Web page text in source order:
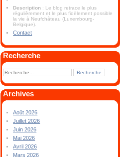
Description : Le blog retrace le plus
régulièrement et le plus fidèlement possible
la vie à Neufchâteau (Luxembourg-
Belgique).
Contact
Recherche
Archives
Août 2026
Juillet 2026
Juin 2026
Mai 2026
Avril 2026
Mars 2026